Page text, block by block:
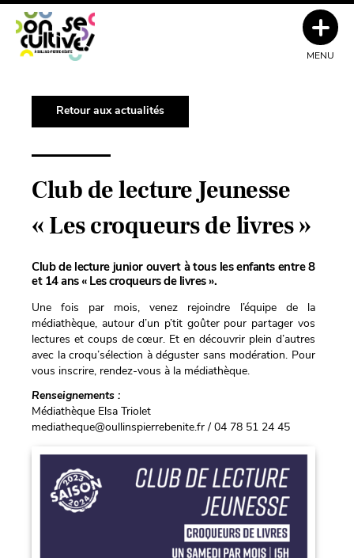
Retour aux actualités
Club de lecture Jeunesse
« Les croqueurs de livres »
Club de lecture junior ouvert à tous les enfants entre 8
et 14 ans « Les croqueurs de livres ».
Une fois par mois, venez rejoindre l’équipe de la
médiathèque, autour d’un p’tit goûter pour partager vos
lectures et coups de cœur. Et en découvrir plein d’autres
avec la croqu’sélection à déguster sans modération. Pour
vous inscrire, rendez-vous à la médiathèque.
Renseignements :
Médiathèque Elsa Triolet
mediatheque@oullinspierrebenite.fr / 04 78 51 24 45
MENU